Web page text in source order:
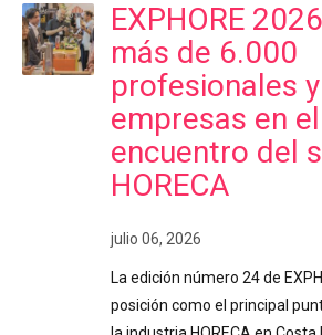
EXPHORE
más de 6.000
profesionales
empresas en
encuentro del
HORECA
julio 06, 2026
La edición número 24 de
posición como el principal